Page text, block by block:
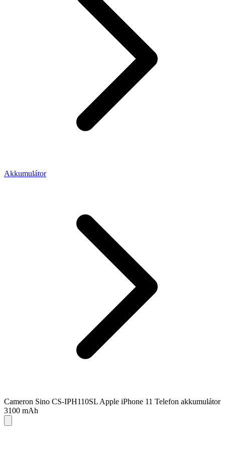
Akkumulátor
Cameron Sino CS-IPH110SL Apple iPhone 11 Telefon akkumulátor
3100 mAh